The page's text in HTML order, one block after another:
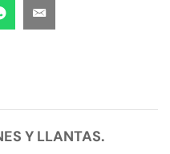
Y LLANTAS.